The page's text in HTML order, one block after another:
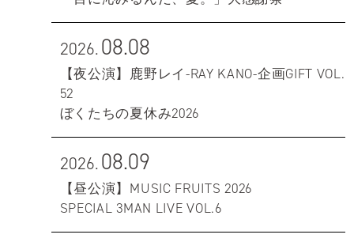
2026.08.08
【夜公演】鹿野レイ-RAY KANO-企画GIFT VOL.
52
ぼくたちの夏休み2026
2026.08.09
【昼公演】MUSIC FRUITS 2026
SPECIAL 3MAN LIVE VOL.6